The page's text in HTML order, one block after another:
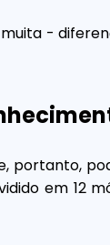
-
portanto,
em 12